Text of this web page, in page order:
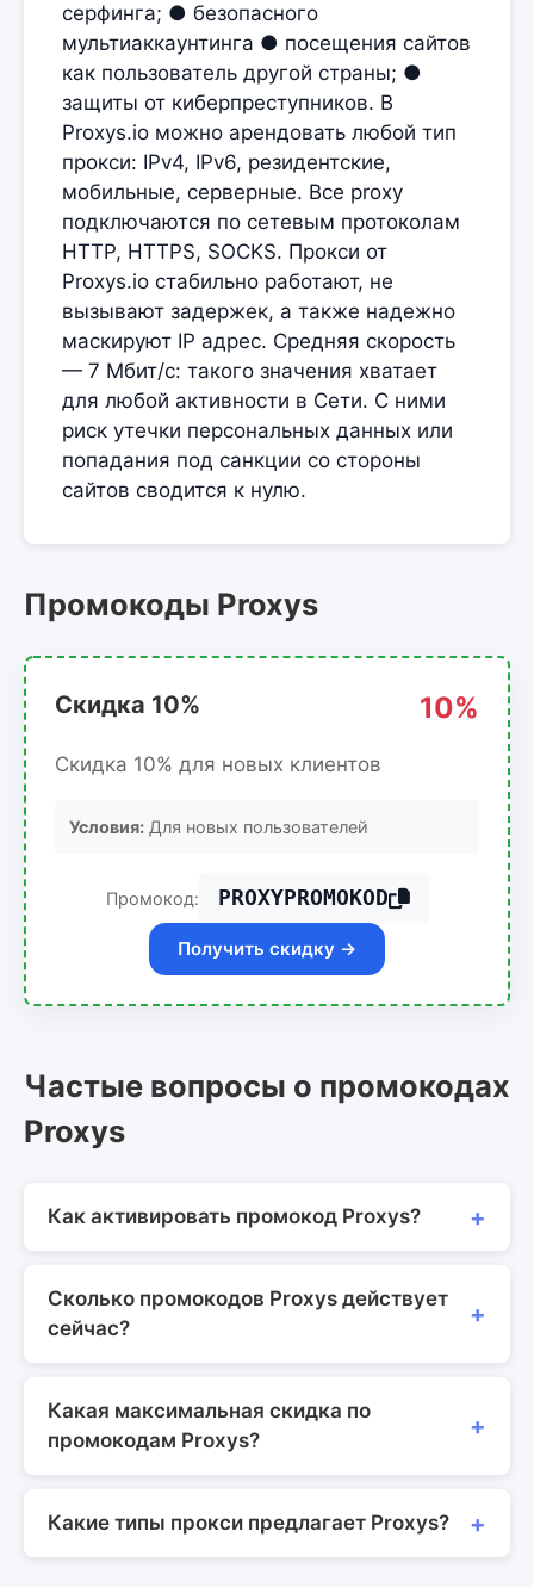
серфинга; ● безопасного
мультиаккаунтинга ● посещения сайтов
как пользователь другой страны; ●
защиты от киберпреступников. В
Proxys.io можно арендовать любой тип
прокси: IPv4, IPv6, резидентские,
мобильные, серверные. Все proxy
подключаются по сетевым протоколам
HTTP, HTTPS, SOCKS. Прокси от
Proxys.io стабильно работают, не
вызывают задержек, а также надежно
маскируют IP адрес. Средняя скорость
— 7 Мбит/с: такого значения хватает
для любой активности в Сети. С ними
риск утечки персональных данных или
попадания под санкции со стороны
сайтов сводится к нулю.
Промокоды Proxys
Скидка 10% 10%
Скидка 10% для новых клиентов
Условия: Для новых пользователей
Промокод: PROXYPROMOKOD
Получить скидку →
Частые вопросы о промокодах
Proxys
Как активировать промокод Proxys?
Сколько промокодов Proxys действует
сейчас?
Какая максимальная скидка по
промокодам Proxys?
Какие типы прокси предлагает Proxys?